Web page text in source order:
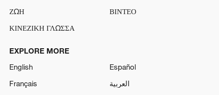
ΖΩΗ
ΒΙΝΤΕΟ
ΚΙΝΕΖΙΚΗ ΓΛΩΣΣΑ
EXPLORE MORE
English
Español
Français
العربية